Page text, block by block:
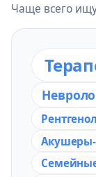
Чаще всего
Акушеры-